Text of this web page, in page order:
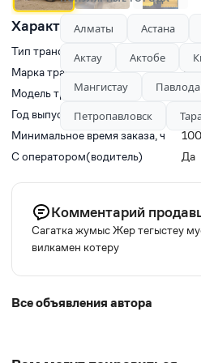
Характеристики
Тип транспорта
Марка транспорта
Модель транспорта
Год выпуска
Минимальное время заказа, ч
С оператором(водитель)
Да
Комментарий
Сагатка жумыс Жер тегыстеу
вилкамен котеру
Все объявления автора
Алматы Астана
Актау
Актобе
Мангистау
Петропавловск